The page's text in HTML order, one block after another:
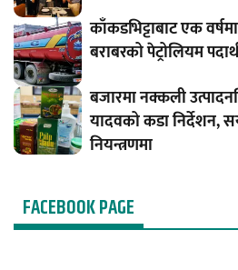
काँकडभिट्टाबाट एक
बराबरको पेट्रोलियम
बजारमा नक्कली
यादवको कडा निर्देशन,
नियन्त्रणमा
FACEBOOK PAGE